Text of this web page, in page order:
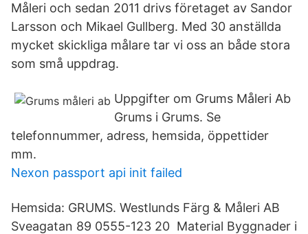
Måleri och sedan 2011 drivs företaget av Sandor
Larsson och Mikael Gullberg. Med 30 anställda
mycket skickliga målare tar vi oss an både stora
som små uppdrag.
Uppgifter om Grums Måleri Ab
Grums i Grums. Se
telefonnummer, adress, hemsida, öppettider
mm.
Nexon passport api init failed
Hemsida: GRUMS. Westlunds Färg & Måleri AB
Sveagatan 89 0555-123 20 Material Byggnader i